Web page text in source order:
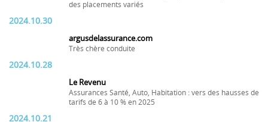
des placements variés
2024.10.30
argusdelassurance.com
Très chère conduite
2024.10.28
Le Revenu
Assurances Santé, Auto, Habitation : vers des hausses de
tarifs de 6 à 10 % en 2025
2024.10.21